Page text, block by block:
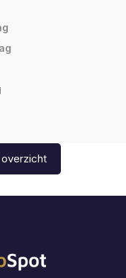
overzicht